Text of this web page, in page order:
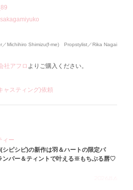
／Michihiro Shimizu(f-me) Propstylist／Rika Nagai
社アフロ よりご購入ください。
ャスティング)依頼
ィー
ピシピ)の新作は羽＆ハートの限定パ
ンパー＆ティントで叶える※もちぷる唇♡